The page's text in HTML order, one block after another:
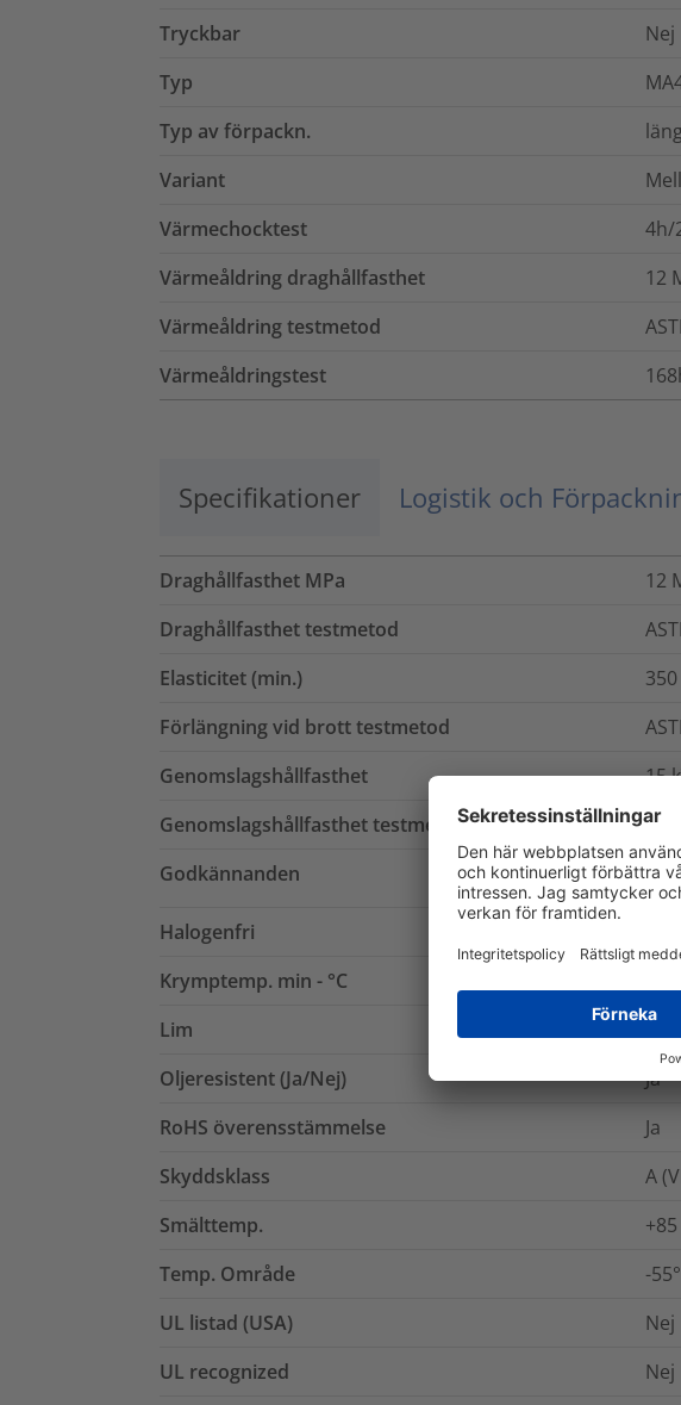
Tryckbar
Nej
Typ
Typ av förpackn.
Variant
Värmechocktest
4h/
Värmeåldring draghållfasthet
12
Värmeåldring testmetod
Värmeåldringstest
Specifikationer Logistik och
Draghållfasthet MPa 12
Draghållfasthet testmetod
Elasticitet (min.)
350
Förlängning vid brott testmetod
Genomslagshållfasthet
15
Genomslagshållfasthet testmetod
IEC
Godkännanden
Halogenfri
Krymptemp. min - °C
Lim
Oljeresistent (Ja/Nej)
Ja
RoHS överensstämmelse
Ja
Skyddsklass
A
Smälttemp.
+85
Temp. Område
-
UL listad (USA)
Nej
UL recognized
Nej